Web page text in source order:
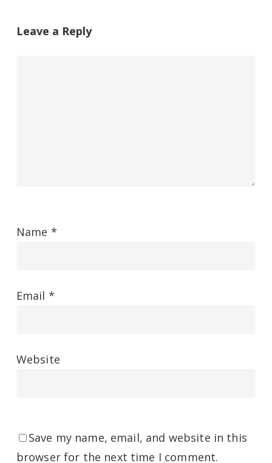
Leave a Reply
Name *
Email *
Website
Save my name, email, and website in this
browser for the next time I comment.